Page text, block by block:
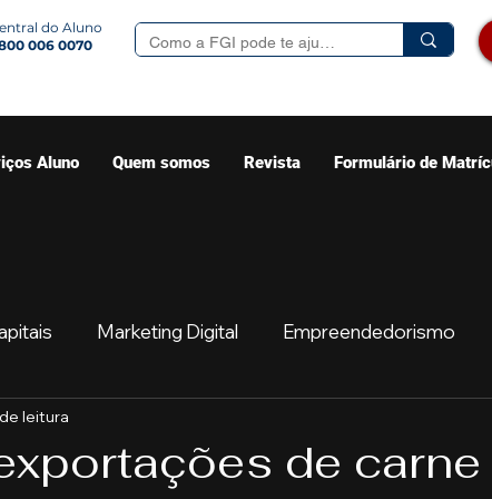
do Aluno
006 0070
Aluno Quem somos Revista Formulário de
Marketing Digital Empreendedorismo
Sua comunidade
de carne
leitura